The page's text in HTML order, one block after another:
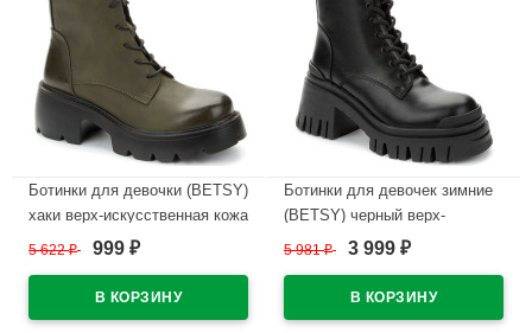
Ботинки для девочки (BETSY)
хаки верх-искусственная кожа
подкладка - байка артикул
5 622₽ 999 ₽
Ботинки для девочек зимние
(BETSY) черный верх-
искусственная кожа
шерсть артикул 938010/04-01
5 981₽ 3 999 ₽